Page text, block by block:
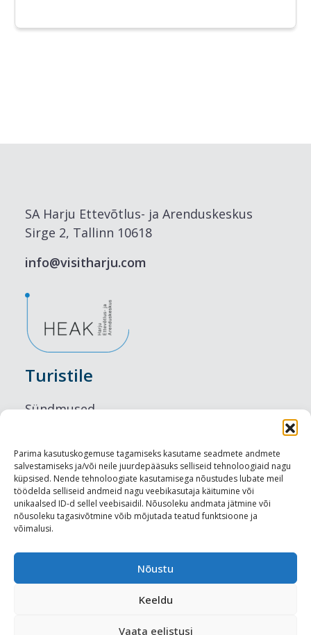
Parima kasutuskogemuse tagamiseks kasutame seadmete andmete
salvestamiseks ja/või neile juurdepääsuks selliseid tehnoloogiaid nagu
küpsised. Nende tehnoloogiate kasutamisega nõustudes lubate meil
töödelda selliseid andmeid nagu veebikasutaja käitumine või
unikaalsed ID-d sellel veebisaidil. Nõusoleku andmata jätmine või
nõusoleku tagasivõtmine võib mõjutada teatud funktsioone ja
võimalusi.
Nõustu
Keeldu
Vaata eelistusi
SA Harju Ettevõtlus- ja Arenduskeskus
Sirge 2, Tallinn 10618
info@visitharju.com
Turistile
Sündmused
Maitseelamused
Vaatamisväärsused
Visit Tallinn
Turismiprofessionaalile
Harju-, Rapla- ja Läänemaa DMO